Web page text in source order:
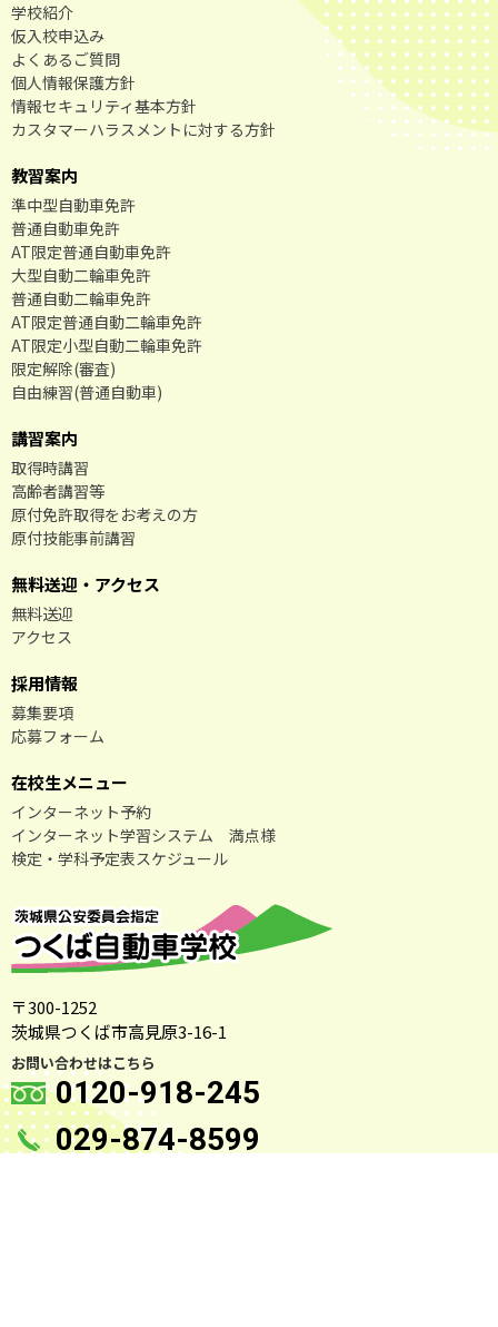
〒300-1252
茨城県つくば市高見原3-16-1
お問い合わせはこちら
0120-918-245
029-874-8599
学校紹介
仮入校申込み
よくあるご質問
個人情報保護方針
情報セキュリティ基本方針
カスタマーハラスメントに対する方針
教習案内
準中型自動車免許
普通自動車免許
AT限定普通自動車免許
大型自動二輪車免許
普通自動二輪車免許
AT限定普通自動二輪車免許
AT限定小型自動二輪車免許
限定解除(審査)
自由練習(普通自動車)
講習案内
取得時講習
高齢者講習等
原付免許取得をお考えの方
原付技能事前講習
無料送迎・アクセス
無料送迎
アクセス
採用情報
募集要項
応募フォーム
在校生メニュー
インターネット予約
インターネット学習システム 満点様
検定・学科予定表スケジュール